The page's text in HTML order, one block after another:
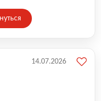
14.07.2026